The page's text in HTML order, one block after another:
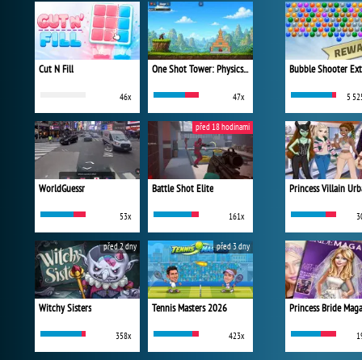
Cut N Fill
46x
One Shot Tower: Physics Destroyer
47x
WorldGuessr
53x
Battle Shot Elite
161x
před 18 hodinami
Witchy Sisters
358x
před 2 dny
Tennis Masters 2026
423x
před 3 dny
Bubble Shooter
5
Princess Bride